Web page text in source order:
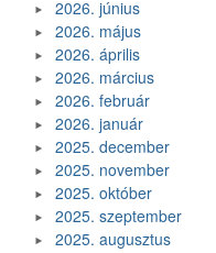
2026. június
2026. május
2026. április
2026. március
2026. február
2026. január
2025. december
2025. november
2025. október
2025. szeptember
2025. augusztus